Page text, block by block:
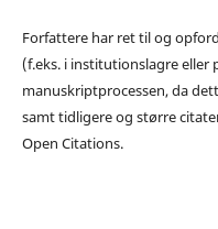
Forfattere har ret til og
(f.eks. i institutionslagre
manuskriptprocessen, da
samt tidligere og større
Open Citations.